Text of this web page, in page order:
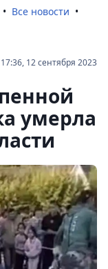
Все новости
17:36, 12 сентября 2023
умерла